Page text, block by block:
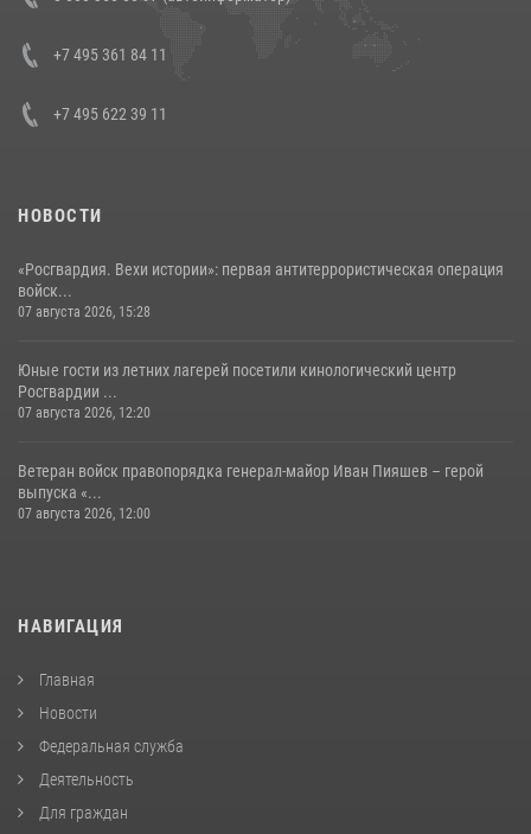
+7 495 361 84 11
+7 495 622 39 11
НОВОСТИ
«Росгвардия. Вехи истории»: первая антитеррористическая операция
войск...
07 августа 2026, 15:28
Юные гости из летних лагерей посетили кинологический центр
Росгвардии ...
07 августа 2026, 12:20
Ветеран войск правопорядка генерал-майор Иван Пияшев – герой
выпуска «...
07 августа 2026, 12:00
НАВИГАЦИЯ
Главная
Новости
Федеральная служба
Деятельность
Для граждан